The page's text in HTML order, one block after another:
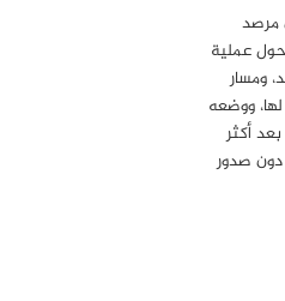
– تلقّى مرصد
عملية
ومسار
ووضعه
أكثر
دون صدور